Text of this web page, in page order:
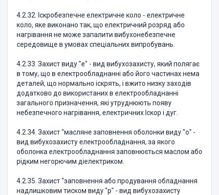
4.2.32. Іскробезпечне електричне коло - електричне
коло, яке виконано так, що електричний розряд або
нагрівання не може запалити вибухонебезпечне
середовище в умовах спеціальних випробувань.
4.2.33. Захист виду "е" - вид вибухозахисту, який полягає
в тому, що в електрообладнанні або його частинах нема
деталей, що нормально іскрять, і вжито низку заходів
додатково до використаних в електрообладнанні
загального призначення, які утруднюють появу
небезпечного нагрівання, електричних Іскор і дуг.
4.2.34. Захист "масляне заповнення оболонки виду "о" -
вид вибухозахисту електрообладнання, за якого
оболонка електрообладнання заповнюється маслом або
рідким негорючим діелектриком.
4.2.35. Захист "заповнення або продування обладнання
надлишковим тиском виду "р" - вид вибухозахисту